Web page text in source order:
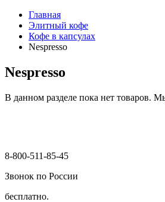
Главная
Элитный кофе
Кофе в капсулах
Nespresso
Nespresso
В данном разделе пока нет товаров.
8-800-511-85-45
Звонок по России
бесплатно.